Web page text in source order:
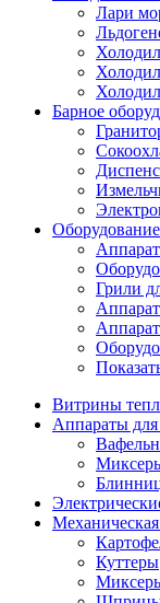
Лари
Барное
Грили
Витрины
Аппараты для
Куттеры